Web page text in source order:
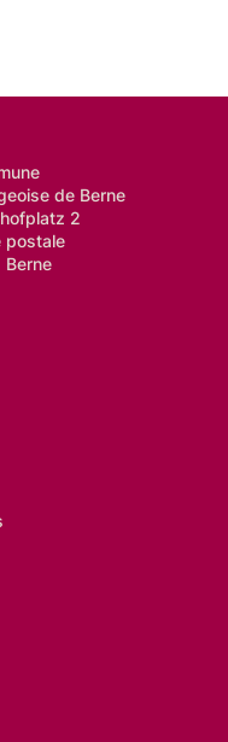
de Berne
2
postale
Berne